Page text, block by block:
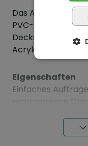
Das
PVC-Band mit
Deckschicht und
Acrylatkleber.
Eigenschaften
Einfaches